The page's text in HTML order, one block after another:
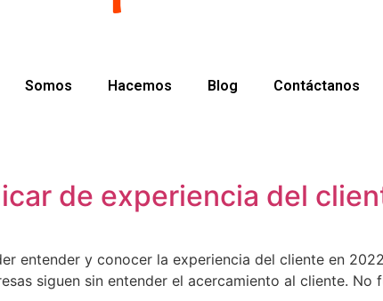
Somos Hacemos Blog Contáctanos
de experiencia del
entender y conocer la experiencia del cliente en
siguen sin entender el acercamiento al cliente. No